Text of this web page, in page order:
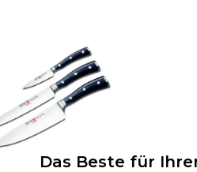
Das Beste für